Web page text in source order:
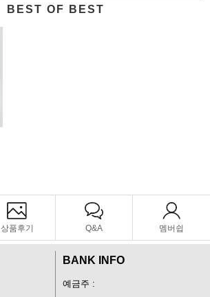
BEST OF BEST
상품후기 Q&A 멤버쉽
BANK INFO
예금주 :